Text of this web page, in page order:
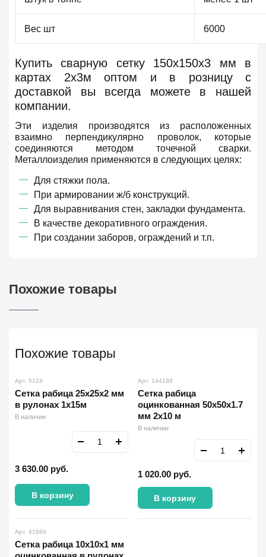
Вес шт 6000
Купить сварную сетку 150х150х3 мм в
картах 2х3м оптом и в розницу с
доставкой вы всегда можете в нашей
компании.
Эти изделия производятся из расположенных
взаимно перпендикулярно проволок, которые
соединяются методом точечной сварки.
Металлоизделия применяются в следующих целях:
Для стяжки пола.
При армировании ж/б конструкций.
Для выравнивания стен, закладки фундамента.
В качестве декоративного ограждения.
При создании заборов, ограждений и т.п.
Похожие товары
Похожие товары
Арт. 5124
Сетка рабица 25х25х2 мм
в рулонах 1х15м
В наличии
3 630.00 руб.
В корзину
Арт. 144189
Сетка рабица
оцинкованная 50х50х1.7
мм 2х10 м
В наличии
1 020.00 руб.
В корзину
Арт. 41666
Сетка рабица 10х10х1 мм